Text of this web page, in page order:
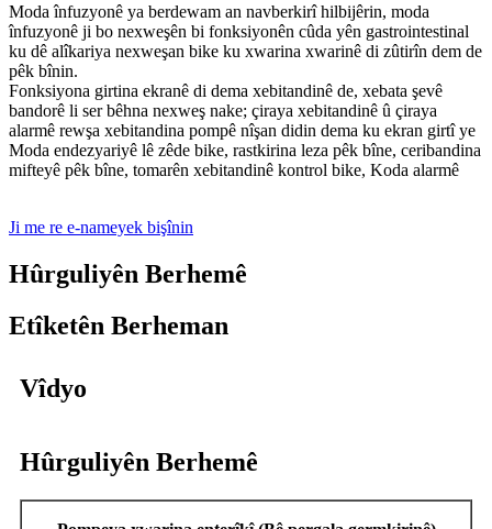
Moda înfuzyonê ya berdewam an navberkirî hilbijêrin, moda
înfuzyonê ji bo nexweşên bi fonksiyonên cûda yên gastrointestinal
ku dê alîkariya nexweşan bike ku xwarina xwarinê di zûtirîn dem de
pêk bînin.
Fonksiyona girtina ekranê di dema xebitandinê de, xebata şevê
bandorê li ser bêhna nexweş nake; çiraya xebitandinê û çiraya
alarmê rewşa xebitandina pompê nîşan didin dema ku ekran girtî ye
Moda endezyariyê lê zêde bike, rastkirina leza pêk bîne, ceribandina
mifteyê pêk bîne, tomarên xebitandinê kontrol bike, Koda alarmê
Ji me re e-nameyek bişînin
Hûrguliyên Berhemê
Etîketên Berheman
Vîdyo
Hûrguliyên Berhemê